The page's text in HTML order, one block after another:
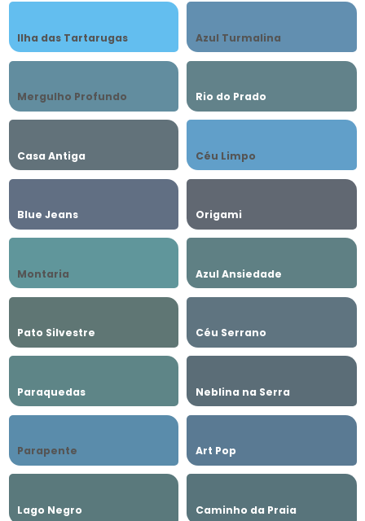
Ilha das Tartarugas Azul Turmalina
Mergulho Profundo Rio do Prado
Casa Antiga Céu Limpo
Blue Jeans Origami
Montaria Azul Ansiedade
Pato Silvestre Céu Serrano
Paraquedas Neblina na Serra
Parapente Art Pop
Lago Negro Caminho da Praia